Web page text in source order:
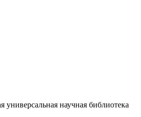
универсальная научная библиотека